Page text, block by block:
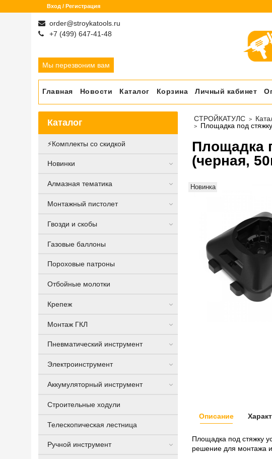
Вход / Регистрация
order@stroykatools.ru
+7 (499) 647-41-48
Мы перезвоним вам
Главная Новости Каталог Корзина Личный кабинет
СТРОЙКАТУЛС
Площадка под
Площадка
(черная,
Новинка
Описание
Площадка под стяжку
решение для монтажа
Каталог
⚡️Комплекты со скидкой
Новинки
Алмазная тематика
Монтажный пистолет
Гвозди и скобы
Газовые баллоны
Пороховые патроны
Отбойные молотки
Крепеж
Монтаж ГКЛ
Пневматический инструмент
Электроинструмент
Аккумуляторный инструмент
Строительные ходули
Телескопическая лестница
Ручной инструмент